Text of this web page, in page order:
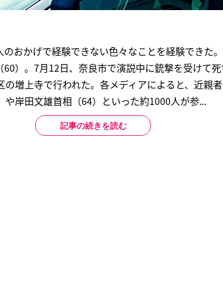
のおかげで経験できない色々なことを経験できた
）。7月12日、奈良市で演説中に銃撃を受けて
の増上寺で行われた。各メディアによると、近親
岸田文雄首相（64）といった約1000人が参...
記事の続きを読む